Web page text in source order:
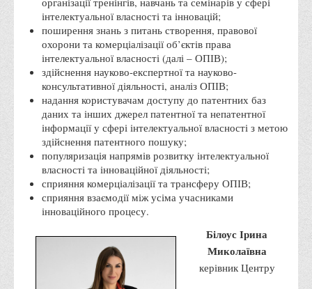
умовах війни
Що можна і не можна знімати, показувати під час війни
Контакти державних та громадських організацій, які
допомагають тим, хто пережили сексуальне насильство,
пов'язане з конфліктом та їх родинам у Вінницькій області
10 точних фактів про наркотики. З’ясуй правду про
наркотики. Врятуй чиєсь життя
Контакти
3D тур
Екскурсія до ВТЕІ
SEL
Smart Electronic Learning
Репозиторій
інтелектуальної власності та інновацій;
поширення знань з питань створення, правової
охорони та комерціалізації об’єктів права
інтелектуальної власності (далі – ОПІВ);
здійснення науково-експертної та науково-
консультативної діяльності, аналіз ОПІВ;
надання користувачам доступу до патентних баз
даних та інших джерел патентної та непатентної
інформації у сфері інтелектуальної власності з метою
здійснення патентного пошуку;
популяризація напрямів розвитку інтелектуальної
власності та інноваційної діяльності;
сприяння комерціалізації та трансферу ОПІВ;
сприяння взаємодії між усіма учасниками
інноваційного процесу.
Білоус Ірина
Миколаївна
керівник Центру